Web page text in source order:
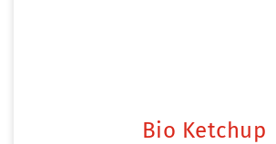
Bio Ketchup